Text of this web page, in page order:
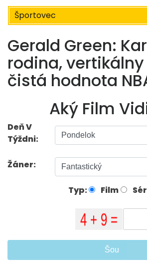
Športovec
Gerald Green:
rodina, vertikálny
čistá hodnota
Aký Film
Deň V
Týždni:
Žáner:
Typ: Film
Šou